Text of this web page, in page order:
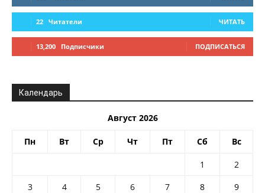
22 Читатели ЧИТАТЬ
13,200 Подписчики ПОДПИСАТЬСЯ
Календарь
Август 2026
Пн Вт Ср Чт Пт Сб Вс
1
2
3
4 5 6 7 8 9